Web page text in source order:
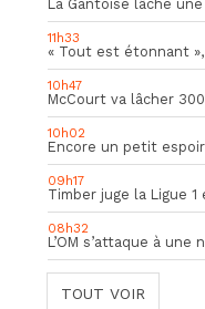
11h33
10h47
10h02
Encore un petit
09h17
Timber juge la Ligue
08h32
TOUT VOIR